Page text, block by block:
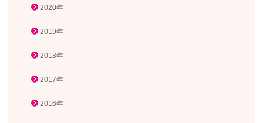
2020年
2019年
2018年
2017年
2016年